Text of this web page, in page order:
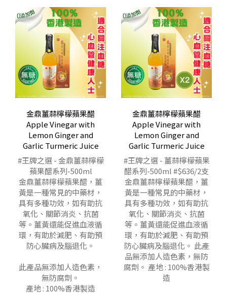
金鼎薑蒜檸檬蘋果醋
Apple Vinegar with
Lemon Ginger and
Garlic Turmeric Juice
#王牌之選 - 金鼎薑蒜檸檬
蘋果醋系列-500ml
金鼎薑蒜檸檬蘋果醋，薑
黃是一種常見的中藥材，
具有多種功效，如有助抗
氧化、關節消炎、抗菌
等。薑黃還能促進血液循
環，有助於減肥、有助預
防心臟病及腦退化。
此產品無添加人造色素，
無防腐劑。
產地 : 100%香港製造
金鼎薑蒜檸檬蘋果醋
Apple Vinegar with
Lemon Ginger and
Garlic Turmeric Juice
#王牌之選 - 薑蒜檸檬蘋果
醋系列-500ml #$636/2支
金鼎薑蒜檸檬蘋果醋，薑
黃是一種常見的中藥材，
具有多種功效，如有助抗
氧化、關節消炎、抗菌
等。薑黃還能促進血液循
環，有助於減肥、有助預
防心臟病及腦退化。 此產
品無添加人造色素，無防
腐劑。 產地 : 100%香港製
造